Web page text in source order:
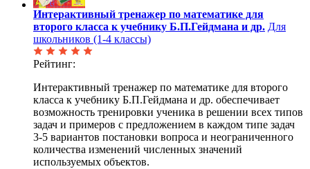
Интерактивный тренажер по математике для
второго класса к учебнику Б.П.Гейдмана и др. Для
школьников (1-4 классы)
Рейтинг:
Интерактивный тренажер по математике для второго
класса к учебнику Б.П.Гейдмана и др. обеспечивает
возможность тренировки ученика в решении всех типов
задач и примеров с предложением в каждом типе задач
3-5 вариантов постановки вопроса и неограниченного
количества изменений численных значений
используемых объектов.